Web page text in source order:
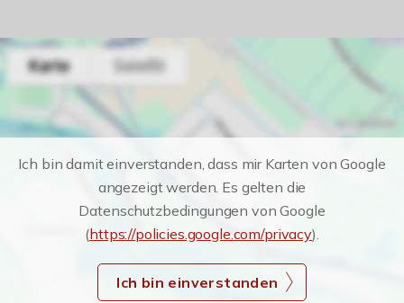
Ich bin damit einverstanden, dass mir Karten von Google
angezeigt werden. Es gelten die
Datenschutzbedingungen von Google
(https://policies.google.com/privacy).
Ich bin einverstanden